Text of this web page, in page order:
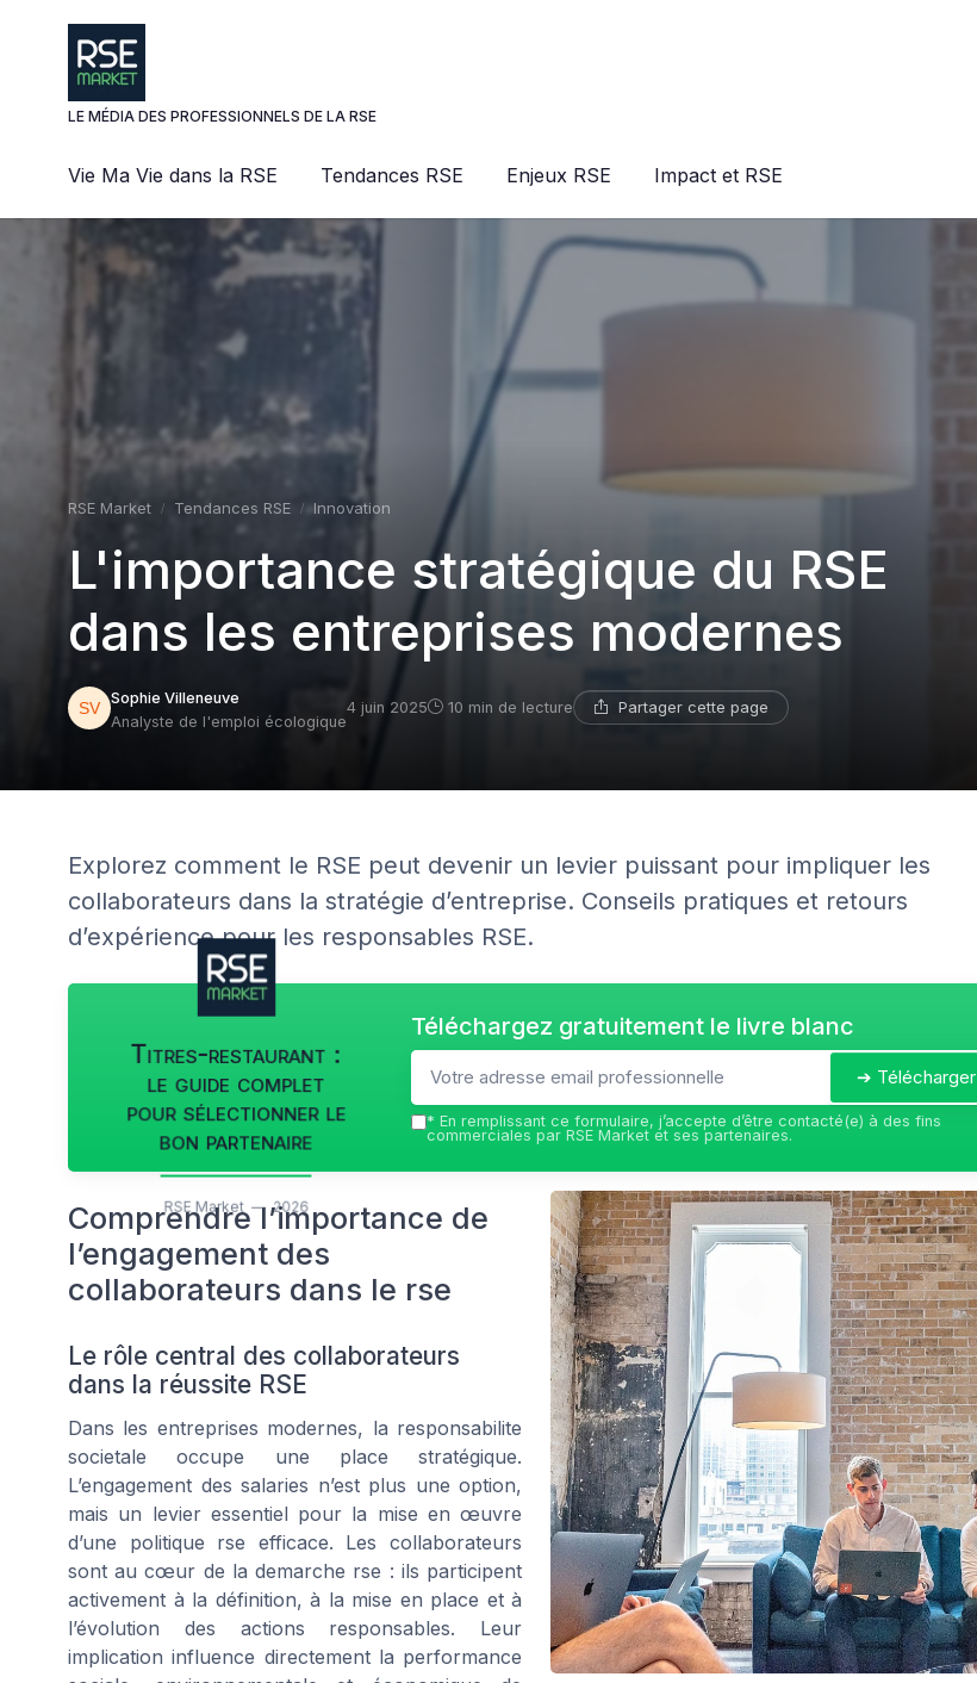
LE MÉDIA DES PROFESSIONNELS DE LA RSE
Vie Ma Vie dans la RSE Tendances RSE Enjeux RSE Impact et RSE
RSE Market Tendances RSE Innovation
L'importance stratégique du RSE
dans les entreprises modernes
Sophie Villeneuve
Analyste de l'emploi écologique
4 juin 2025 10 min de lecture Partager cette page
Explorez comment le RSE peut devenir un levier puissant pour impliquer les
collaborateurs dans la stratégie d’entreprise. Conseils pratiques et retours
d’expérience pour les responsables RSE.
Titres-restaurant :
le guide complet
pour sélectionner le
bon partenaire
RSE Market — 2026
Téléchargez gratuitement le livre blanc
➔ Télécharger
* En remplissant ce formulaire, j’accepte d’être contacté(e) à des fins
commerciales par RSE Market et ses partenaires.
Comprendre l’importance de
l’engagement des
collaborateurs dans le rse
Le rôle central des collaborateurs
dans la réussite RSE
Dans les entreprises modernes, la responsabilite
societale occupe une place stratégique.
L’engagement des salaries n’est plus une option,
mais un levier essentiel pour la mise en œuvre
d’une politique rse efficace. Les collaborateurs
sont au cœur de la demarche rse : ils participent
activement à la définition, à la mise en place et à
l’évolution des actions responsables. Leur
implication influence directement la performance